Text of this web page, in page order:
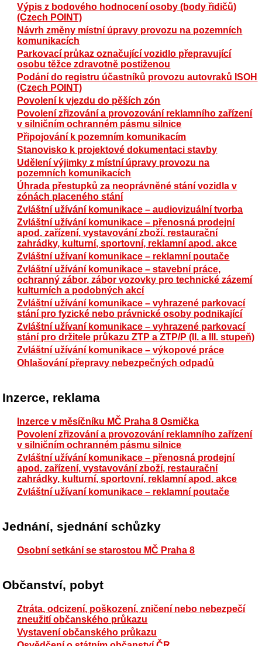
Výpis z bodového hodnocení osoby (body řidičů)
(Czech POINT)
Návrh změny místní úpravy provozu na pozemních
komunikacích
Parkovací průkaz označující vozidlo přepravující
osobu těžce zdravotně postiženou
Podání do registru účastníků provozu autovraků ISOH
(Czech POINT)
Povolení k vjezdu do pěších zón
Povolení zřizování a provozování reklamního zařízení
v silničním ochranném pásmu silnice
Připojování k pozemním komunikacím
Stanovisko k projektové dokumentaci stavby
Udělení výjimky z místní úpravy provozu na
pozemních komunikacích
Úhrada přestupků za neoprávněné stání vozidla v
zónách placeného stání
Zvláštní užívání komunikace – audiovizuální tvorba
Zvláštní užívání komunikace – přenosná prodejní
apod. zařízení, vystavování zboží, restaurační
zahrádky, kulturní, sportovní, reklamní apod. akce
Zvláštní užívaní komunikace – reklamní poutače
Zvláštní užívání komunikace – stavební práce,
ochranný zábor, zábor vozovky pro technické zázemí
kulturních a podobných akcí
Zvláštní užívání komunikace – vyhrazené parkovací
stání pro fyzické nebo právnické osoby podnikající
Zvláštní užívaní komunikace – vyhrazené parkovací
stání pro držitele průkazu ZTP a ZTP/P (II. a III. stupeň)
Zvláštní užívání komunikace – výkopové práce
Ohlašování přepravy nebezpečných odpadů
Inzerce, reklama
Inzerce v měsíčníku MČ Praha 8 Osmička
Povolení zřizování a provozování reklamního zařízení
v silničním ochranném pásmu silnice
Zvláštní užívání komunikace – přenosná prodejní
apod. zařízení, vystavování zboží, restaurační
zahrádky, kulturní, sportovní, reklamní apod. akce
Zvláštní užívaní komunikace – reklamní poutače
Jednání, sjednání schůzky
Osobní setkání se starostou MČ Praha 8
Občanství, pobyt
Ztráta, odcizení, poškození, zničení nebo nebezpečí
zneužití občanského průkazu
Vystavení občanského průkazu